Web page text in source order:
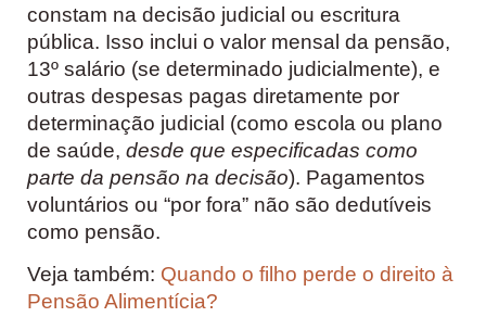
constam na decisão judicial ou escritura
pública. Isso inclui o valor mensal da pensão,
13º salário (se determinado judicialmente), e
outras despesas pagas diretamente por
determinação judicial (como escola ou plano
de saúde, desde que especificadas como
parte da pensão na decisão). Pagamentos
voluntários ou “por fora” não são dedutíveis
como pensão.
Veja também: Quando o filho perde o direito à
Pensão Alimentícia?